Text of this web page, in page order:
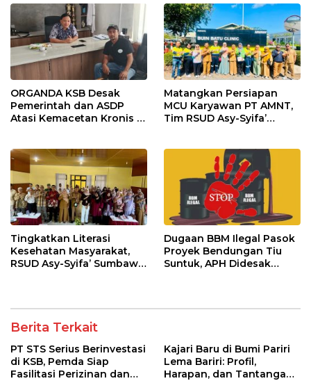
ORGANDA KSB Desak
Pemerintah dan ASDP
Atasi Kemacetan Kronis di
Matangkan Persiapan
MCU Karyawan PT AMNT,
Tim RSUD Asy-Syifa’
Tingkatkan Literasi
Kesehatan Masyarakat,
RSUD Asy-Syifa’ Sumbawa
Dugaan BBM Ilegal Pasok
Proyek Bendungan Tiu
Suntuk, APH Didesak
Berita Terkait
PT STS Serius Berinvestasi
di KSB, Pemda Siap
Fasilitasi Perizinan dan
Kajari Baru di Bumi Pariri
Lema Bariri: Profil,
Harapan, dan Tantangan